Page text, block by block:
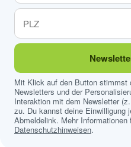
Mit Klick auf den Button stimmst
Newsletters und der
Interaktion mit dem Newsletter
zu. Du kannst deine Einwilligung
Abmeldelink. Mehr
Datenschutzhinweisen.